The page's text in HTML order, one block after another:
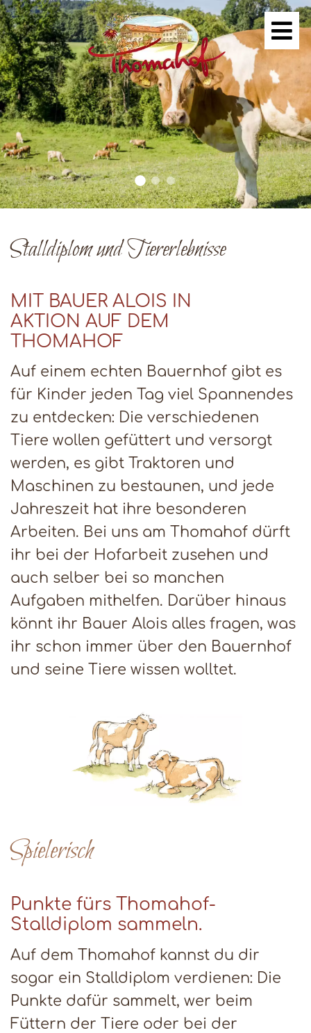
Stalldiplom und Tiererlebnisse
MIT BAUER ALOIS IN
AKTION AUF DEM
THOMAHOF
Auf einem echten Bauernhof gibt es
für Kinder jeden Tag viel Spannendes
zu entdecken: Die verschiedenen
Tiere wollen gefüttert und versorgt
werden, es gibt Traktoren und
Maschinen zu bestaunen, und jede
Jahreszeit hat ihre besonderen
Arbeiten. Bei uns am Thomahof dürft
ihr bei der Hofarbeit zusehen und
auch selber bei so manchen
Aufgaben mithelfen. Darüber hinaus
könnt ihr Bauer Alois alles fragen, was
ihr schon immer über den Bauernhof
und seine Tiere wissen wolltet.
Spielerisch
Punkte fürs Thomahof-
Stalldiplom sammeln.
Auf dem Thomahof kannst du dir
sogar ein Stalldiplom verdienen: Die
Punkte dafür sammelt, wer beim
Füttern der Tiere oder bei der